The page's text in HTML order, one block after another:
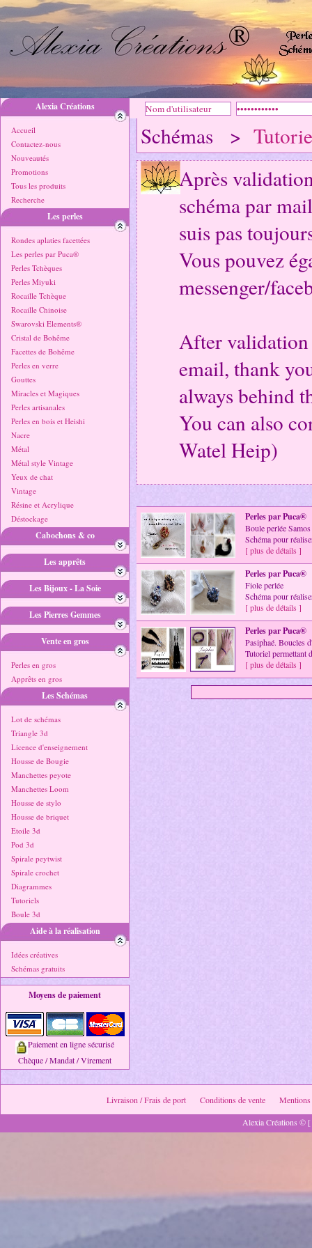
Alexia Créations
Accueil
Contactez-nous
Nouveautés
Promotions
Tous les produits
Recherche
Les perles
Rondes aplaties facettées
Les perles par Puca®
Perles Tchèques
Perles Miyuki
Rocaille Tchèque
Rocaille Chinoise
Swarovski Elements®
Cristal de Bohême
Facettes de Bohême
Perles en verre
Gouttes
Miracles et Magiques
Perles artisanales
Perles en bois et Heishi
Nacre
Métal
Métal style Vintage
Yeux de chat
Vintage
Résine et Acrylique
Déstockage
Cabochons & co
Les apprêts
Les Bijoux - La Soie
Les Pierres Gemmes
Vente en gros
Perles en gros
Apprêts en gros
Les Schémas
Lot de schémas
Triangle 3d
Licence d'enseignement
Housse de Bougie
Manchettes peyote
Manchettes Loom
Housse de stylo
Housse de briquet
Etoile 3d
Pod 3d
Spirale peytwist
Spirale crochet
Diagrammes
Tutoriels
Boule 3d
Aide à la réalisation
Idées créatives
Schémas gratuits
Moyens de paiement
Paiement en ligne sécurisé
Chèque / Mandat / Virement
Schémas >
Après
schéma par
suis pas
Vous pouvez
messenger/
After
email, thank
always behind
You can also
Watel Heip)
Perles par Puca®
Boule perlée Samos
Schéma pour
[ plus de détails ]
Perles par Puca®
Fiole perlée
Schéma pour
[ plus de détails ]
Perles par Puca®
Pasiphaé. Boucles
Tutoriel permettant
[ plus de détails ]
Livraison / Frais de port Conditions de vente
Mentions
Alexia Créations ©